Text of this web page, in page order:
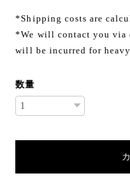
*Shipping costs are
*We will contact you via
will be incurred for
数量